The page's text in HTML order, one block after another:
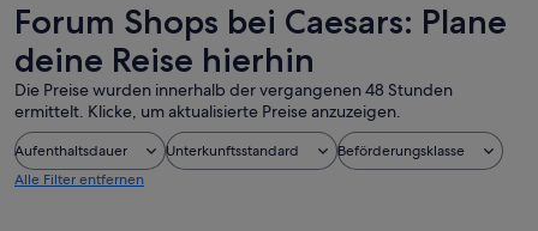
Forum Shops bei Caesars: Plane
deine Reise hierhin
Die Preise wurden innerhalb der vergangenen 48 Stunden
ermittelt. Klicke, um aktualisierte Preise anzuzeigen.
Aufenthaltsdauer Unterkunftsstandard
Beförderungsklasse
Alle Filter entfernen